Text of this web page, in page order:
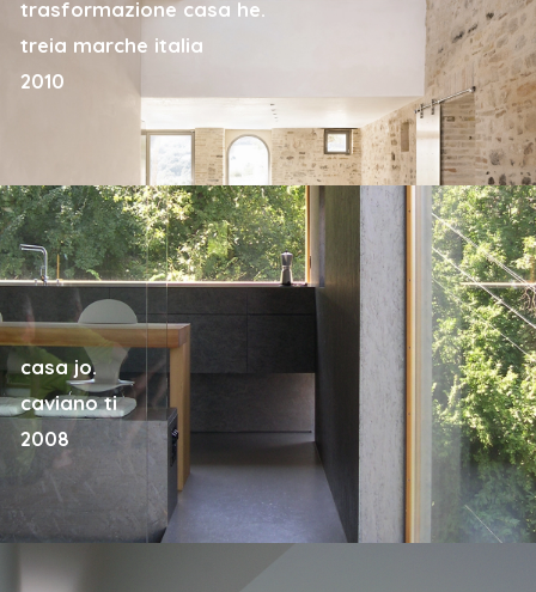
trasformazione casa he.
treia marche italia
2010
casa jo.
caviano ti
2008